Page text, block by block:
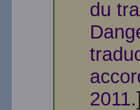
du
2011